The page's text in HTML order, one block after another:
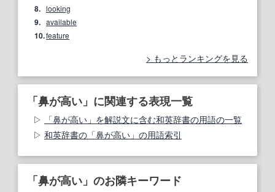
8. looking
9. available
10.feature
もっとランキングを見る
「鼻が高い」に関連する表現一覧
「鼻が高い」を解説文に含む和英辞書の用語の一覧
和英辞書の「鼻が高い」の用語索引
「鼻が高い」のお隣キーワード